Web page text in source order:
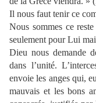
Il nous faut tenir ce
Nous sommes ce
seulement pour Lui
Dieu nous demande
dans l’unité.
envoie les anges qui,
mauvais et les bons